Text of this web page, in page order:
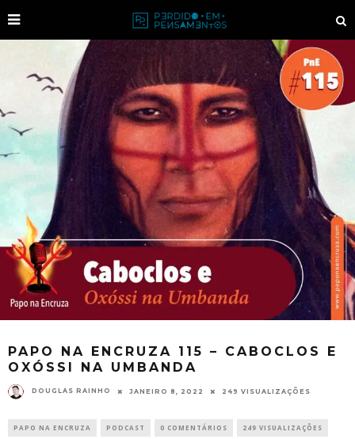
PAPO NA ENCRUZA 115 – CABOCLOS E
OXÓSSI NA UMBANDA
DOUGLAS RAINHO JANEIRO 8, 2022 249 VISUALIZAÇÕES
PAPO NA ENCRUZA PODCAST 0 COMENTÁRIOS 249 VISUALIZAÇÕES